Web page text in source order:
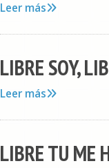
Leer más
LIBRE SOY,
Leer más
LIBRE TU ME